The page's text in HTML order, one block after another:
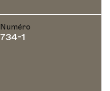
Numéro
734-1